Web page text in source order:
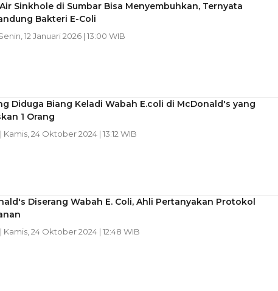
Sinkhole di Sumbar Bisa Menyembuhkan, Ternyata
Bakteri E-Coli
12 Januari 2026 | 13:00 WIB
Diduga Biang Keladi Wabah E.coli di McDonald's yang
1 Orang
| Kamis, 24 Oktober 2024 | 13:12 WIB
Diserang Wabah E. Coli, Ahli Pertanyakan Protokol
| Kamis, 24 Oktober 2024 | 12:48 WIB